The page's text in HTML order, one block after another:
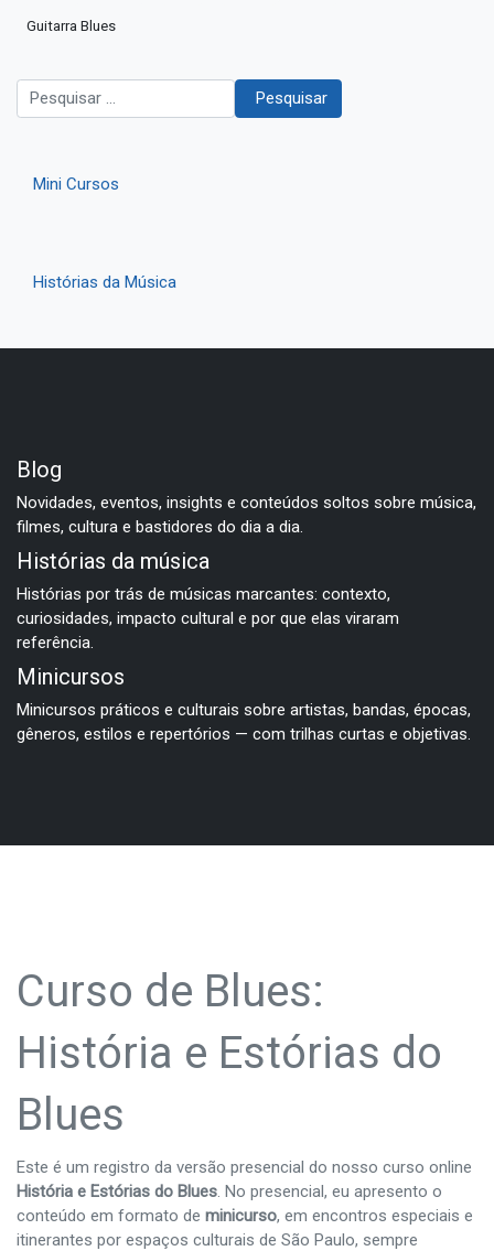
Guitarra Blues
Pesquisar Pesquisar
Mini Cursos
Histórias da Música
Blog
Novidades, eventos, insights e conteúdos soltos sobre música,
filmes, cultura e bastidores do dia a dia.
Histórias da música
Histórias por trás de músicas marcantes: contexto,
curiosidades, impacto cultural e por que elas viraram
referência.
Minicursos
Minicursos práticos e culturais sobre artistas, bandas, épocas,
gêneros, estilos e repertórios — com trilhas curtas e objetivas.
Curso de Blues:
História e Estórias do
Blues
Este é um registro da versão presencial do nosso curso online
História e Estórias do Blues. No presencial, eu apresento o
conteúdo em formato de minicurso, em encontros especiais e
itinerantes por espaços culturais de São Paulo, sempre